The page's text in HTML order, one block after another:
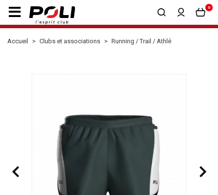
0
Accueil Clubs et associations Running / Trail / Athlé